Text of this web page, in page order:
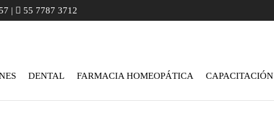
| 55 7787 3712
DENTAL FARMACIA HOMEOPÁTICA CAPACITACIÓN